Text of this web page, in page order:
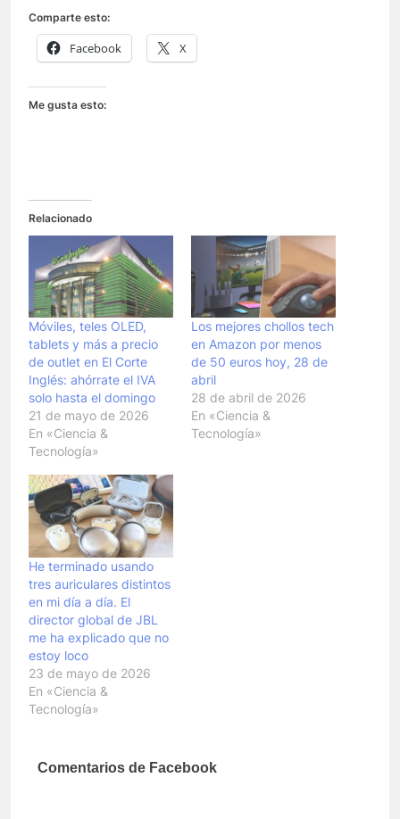
Comparte esto:
Facebook X
Me gusta esto:
Relacionado
Móviles, teles OLED,
tablets y más a precio
de outlet en El Corte
Inglés: ahórrate el IVA
solo hasta el domingo
21 de mayo de 2026
En «Ciencia &
Tecnología»
Los mejores chollos tech
en Amazon por menos
de 50 euros hoy, 28 de
abril
28 de abril de 2026
En «Ciencia &
Tecnología»
He terminado usando
tres auriculares distintos
en mi día a día. El
director global de JBL
me ha explicado que no
estoy loco
23 de mayo de 2026
En «Ciencia &
Tecnología»
Comentarios de Facebook